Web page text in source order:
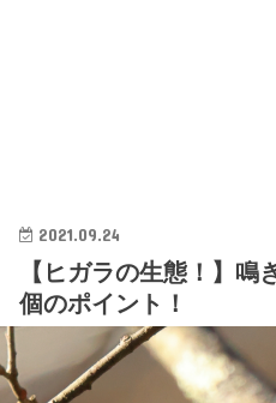
2021.09.24
【ヒガラの生態！】
個のポイント！